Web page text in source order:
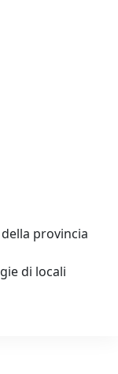
provincia
di locali